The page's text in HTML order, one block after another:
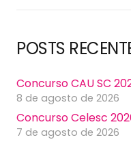
POSTS
Concurso CAU SC
8 de agosto de 2026
Concurso Celesc
7 de agosto de 2026